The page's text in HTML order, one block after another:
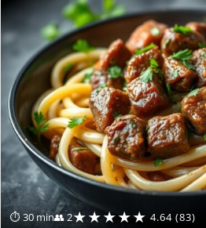
⏱ 30 min👥 2★★★★★ 4.64 (83)